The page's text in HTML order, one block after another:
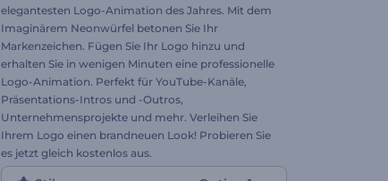
elegantesten Logo-Animation des Jahres. Mit dem
Imaginärem Neonwürfel betonen Sie Ihr
Markenzeichen. Fügen Sie Ihr Logo hinzu und
erhalten Sie in wenigen Minuten eine professionelle
Logo-Animation. Perfekt für YouTube-Kanäle,
Präsentations-Intros und -Outros,
Unternehmensprojekte und mehr. Verleihen Sie
Ihrem Logo einen brandneuen Look! Probieren Sie
es jetzt gleich kostenlos aus.